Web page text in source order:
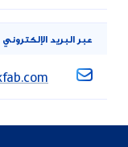
عبر البريد الإلكتروني